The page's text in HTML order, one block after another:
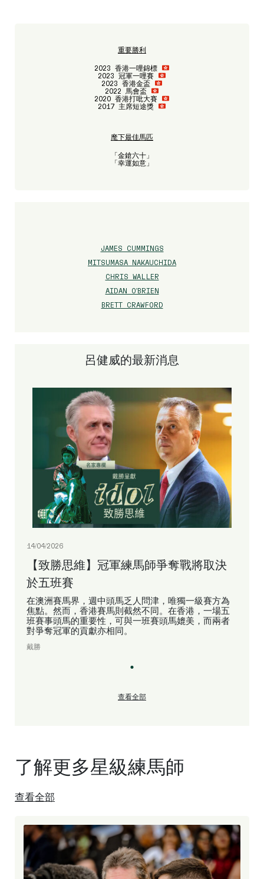
重要勝利
2023 香港一哩錦標
2023 冠軍一哩賽
2023 香港金盃
2022 馬會盃
2020 香港打吡大賽
2017 主席短途獎
麾下最佳馬匹
「金鎗六十」
「幸運如意」
JAMES CUMMINGS
MITSUMASA NAKAUCHIDA
CHRIS WALLER
AIDAN O'BRIEN
BRETT CRAWFORD
呂健威的最新消息
14/04/2026
【致勝思維】冠軍練馬師爭奪戰將取決
於五班賽
在澳洲賽馬界，週中頭馬乏人問津，唯獨一級賽方為
焦點。然而，香港賽馬則截然不同。在香港，一場五
班賽事頭馬的重要性，可與一班賽頭馬媲美，而兩者
對爭奪冠軍的貢獻亦相同。
戴勝
查看全部
了解更多星級練馬師
查看全部